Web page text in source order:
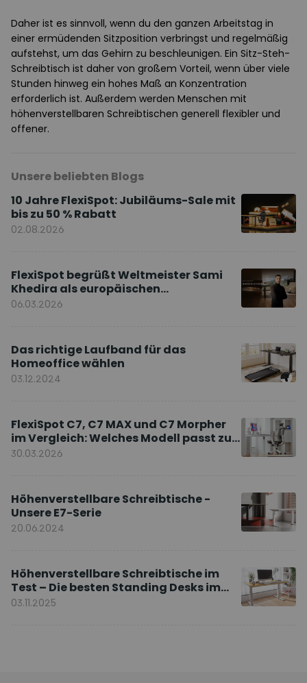
Daher ist es sinnvoll, wenn du den ganzen Arbeitstag in
einer ermüdenden Sitzposition verbringst und regelmäßig
aufstehst, um das Gehirn zu beschleunigen. Ein Sitz-Steh-
Schreibtisch ist daher von großem Vorteil, wenn über viele
Stunden hinweg ein hohes Maß an Konzentration
erforderlich ist. Außerdem werden Menschen mit
höhenverstellbaren Schreibtischen generell flexibler und
offener.
Unsere beliebten Blogs
10 Jahre FlexiSpot: Jubiläums-Sale mit
bis zu 50 % Rabatt
02.08.2026
FlexiSpot begrüßt Weltmeister Sami
Khedira als europäischen
Markenbotschafter
06.03.2026
Das richtige Laufband für das
Homeoffice wählen
03.12.2024
FlexiSpot C7, C7 MAX und C7 Morpher
im Vergleich: Welches Modell passt zu
Ihnen?
30.03.2026
Höhenverstellbare Schreibtische -
Unsere E7-Serie
20.06.2024
Höhenverstellbare Schreibtische im
Test – Die besten Standing Desks im
Vergleich
03.11.2025